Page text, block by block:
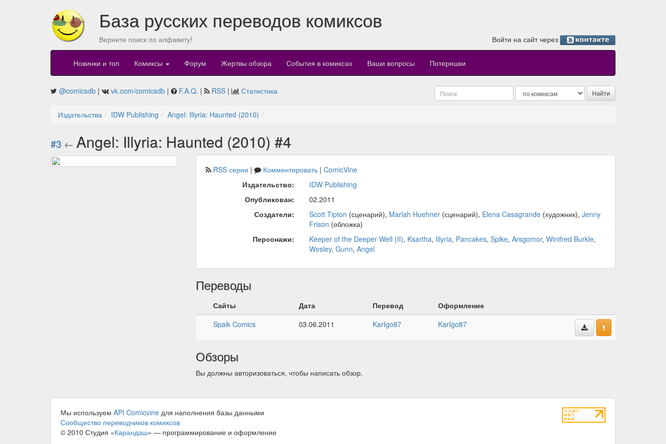
База русских переводов комиксов
Верните поиск по алфавиту! Войти на сайт через
Новинки и топ Комиксы Форум Жертвы обзора События в комиксах Ваши вопросы Потеряшки
@comicsdb | vk.com/comicsdb | F.A.Q. | RSS | Статистика
Издательства IDW Publishing Angel: Illyria: Haunted (2010)
#3 ← Angel: Illyria: Haunted (2010) #4
RSS серии | Комментировать| ComicVine
Издательство:
IDW Publishing
Опубликован:
02.2011
Создатели:
Scott Tipton (сценарий), Mariah Huehner(сценарий), Elena Casagrande(художник), Jenny
Frison (обложка)
Персонажи:
Keeper of the Deeper Well (II), Ksartha, Illyria, Pancakes, Spike, Arsgomor, Winifred Burkle,
Wesley, Gunn, Angel
Переводы
Сайты Дата Перевод
Оформление
Spaik Comics
03.06.2011 KarIgo87 KarIgo87
Обзоры
Вы должны авторизоваться, чтобы написать обзор.
Мы используем API Comicvine для наполнения базы данными
Сообщество переводчиков комиксов
© 2010 Студия «Карандаш» — программирование и оформление